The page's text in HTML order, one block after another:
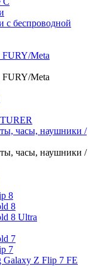
с беспроводной
Meta
Meta
часы, наушники /
часы, наушники /
8
8
8 Ultra
7
7
Z Flip 7 FE